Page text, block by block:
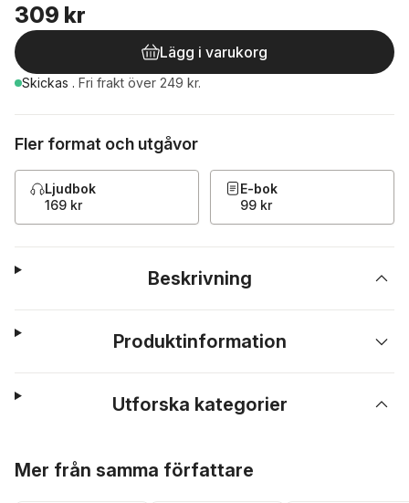
309 kr
Lägg i varukorg
Skickas . Fri frakt över 249 kr.
Fler format och utgåvor
Ljudbok
169 kr
E-bok
99 kr
Beskrivning
Produktinformation
Utforska kategorier
Mer från samma författare